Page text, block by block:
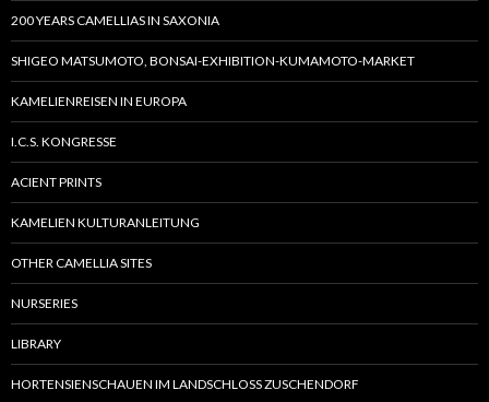
200 YEARS CAMELLIAS IN SAXONIA
SHIGEO MATSUMOTO, BONSAI-EXHIBITION-KUMAMOTO-MARKET
KAMELIENREISEN IN EUROPA
I.C.S. KONGRESSE
ACIENT PRINTS
KAMELIEN KULTURANLEITUNG
OTHER CAMELLIA SITES
NURSERIES
LIBRARY
HORTENSIENSCHAUEN IM LANDSCHLOSS ZUSCHENDORF